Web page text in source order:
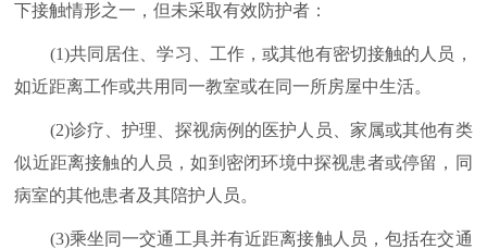
下接触情形之一，但未采取有效防护者：
(1)共同居住、学习、工作，或其他有密切接触的人员，
如近距离工作或共用同一教室或在同一所房屋中生活。
(2)诊疗、护理、探视病例的医护人员、家属或其他有类
似近距离接触的人员，如到密闭环境中探视患者或停留，同
病室的其他患者及其陪护人员。
(3)乘坐同一交通工具并有近距离接触人员，包括在交通